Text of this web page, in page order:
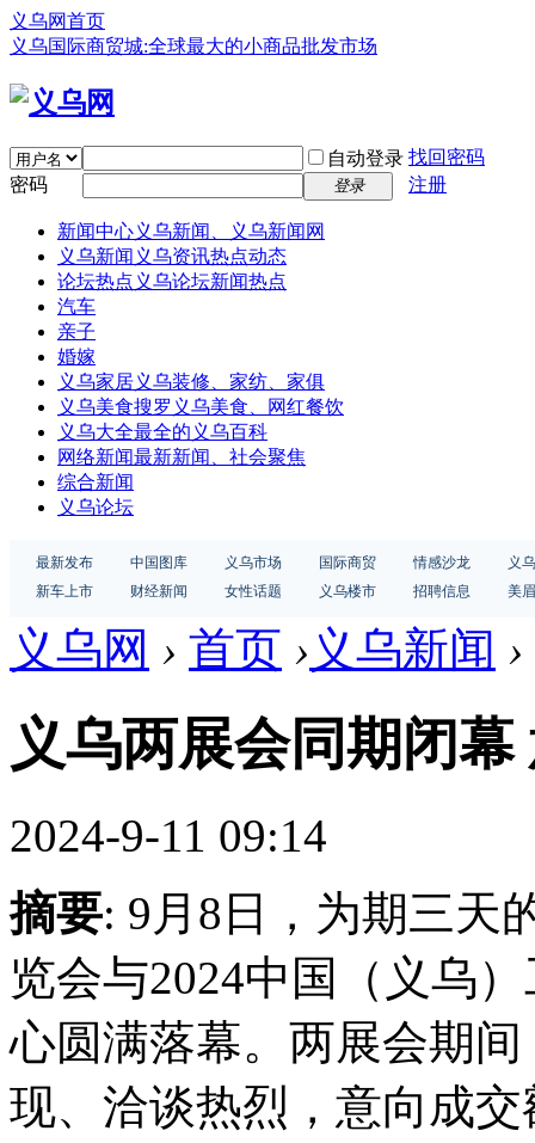
义乌网首页
义乌国际商贸城:全球最大的小商品批发市场
自动登录 找回密码
密码
登录 注册
新闻中心义乌新闻、义乌新闻网
义乌新闻 义乌资讯热点动态
论坛热点 义乌论坛新闻热点
汽车
亲子
婚嫁
义乌家居义乌装修、家纺、家俱
义乌美食搜罗义乌美食、网红餐饮
义乌大全最全的义乌百科
网络新闻最新新闻、社会聚焦
综合新闻
义乌论坛
最新发布 中国图库 义乌市场 国际商贸 情感沙龙
义
新车上市
财经新闻 女性话题 义乌楼市 招聘信息 美
义乌网 › 首页 › 义乌新闻 ›
义乌两展会同期闭
2024-9-11 09:14
摘要: 9月8日，为期三天
览会与2024中国（义乌
心圆满落幕。两展会期
现、洽谈热烈，意向成